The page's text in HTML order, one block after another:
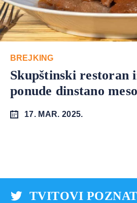
BREJKING
Skupštinski restoran
ponude dinstano meso
17. MAR. 2025.
TVITOVI